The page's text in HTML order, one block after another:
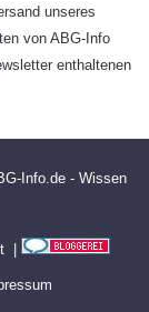
unseres
von ABG-Info
enthaltenen
Info.de - Wissen
|